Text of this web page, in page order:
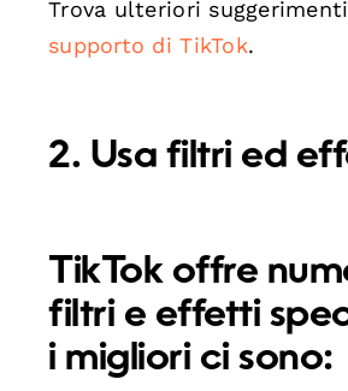
Trova ulteriori
supporto di TikTok.
2. Usa filtri ed
TikTok offre
filtri e effetti
i migliori ci sono: